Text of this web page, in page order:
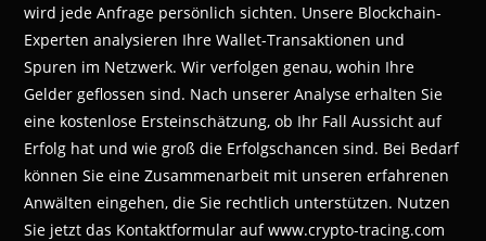
wird jede Anfrage persönlich sichten. Unsere Blockchain-
Experten analysieren Ihre Wallet-Transaktionen und
Spuren im Netzwerk. Wir verfolgen genau, wohin Ihre
Gelder geflossen sind. Nach unserer Analyse erhalten Sie
eine kostenlose Ersteinschätzung, ob Ihr Fall Aussicht auf
Erfolg hat und wie groß die Erfolgschancen sind. Bei Bedarf
können Sie eine Zusammenarbeit mit unseren erfahrenen
Anwälten eingehen, die Sie rechtlich unterstützen. Nutzen
Sie jetzt das Kontaktformular auf www.crypto-tracing.com